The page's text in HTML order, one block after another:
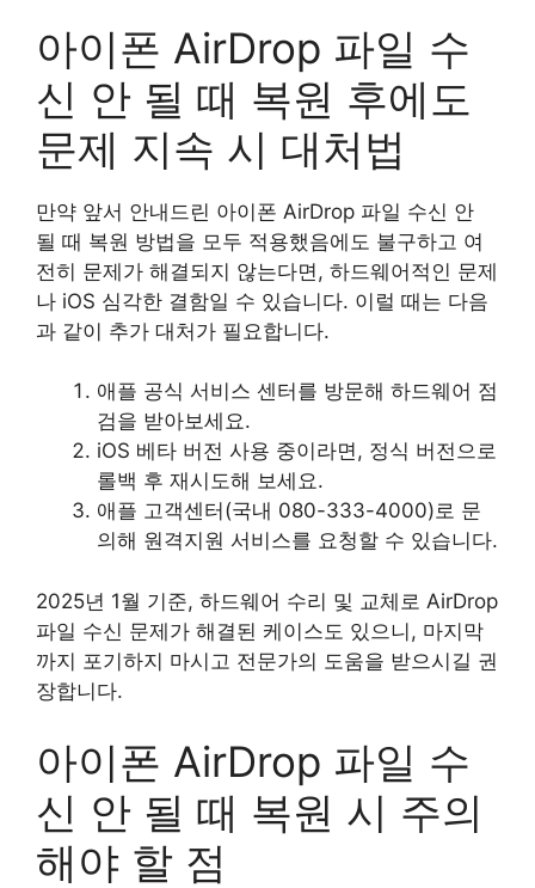
아이폰 AirDrop 파일 수
신 안 될 때 복원 후에도
문제 지속 시 대처법
만약 앞서 안내드린 아이폰 AirDrop 파일 수신 안
될 때 복원 방법을 모두 적용했음에도 불구하고 여
전히 문제가 해결되지 않는다면, 하드웨어적인 문제
나 iOS 심각한 결함일 수 있습니다. 이럴 때는 다음
과 같이 추가 대처가 필요합니다.
애플 공식 서비스 센터를 방문해 하드웨어 점
검을 받아보세요.
iOS 베타 버전 사용 중이라면, 정식 버전으로
롤백 후 재시도해 보세요.
애플 고객센터(국내 080-333-4000)로 문
의해 원격지원 서비스를 요청할 수 있습니다.
2025년 1월 기준, 하드웨어 수리 및 교체로 AirDrop
파일 수신 문제가 해결된 케이스도 있으니, 마지막
까지 포기하지 마시고 전문가의 도움을 받으시길 권
장합니다.
아이폰 AirDrop 파일 수
신 안 될 때 복원 시 주의
해야 할 점